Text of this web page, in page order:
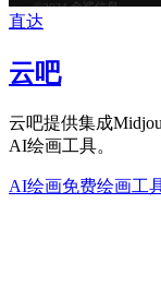
直达
云吧
云吧提供集成
AI绘画工具。
AI绘画免费绘画工